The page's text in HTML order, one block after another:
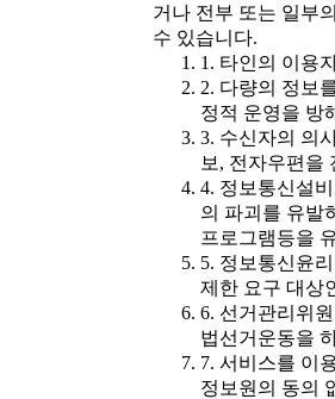
거나 전부 또는 일부
수 있습니다.
1. 타인의 이용
2. 다량의 정보
정적 운영을 방
3. 수신자의 의
보, 전자우편을
4. 정보통신설
의 파괴를 유발
프로그램등을
5. 정보통신윤
제한 요구 대상
6. 선거관리위
법선거운동을
7. 서비스를 이
정보원의 동의